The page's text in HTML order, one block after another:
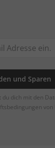
und Sparen
dich mit den
von